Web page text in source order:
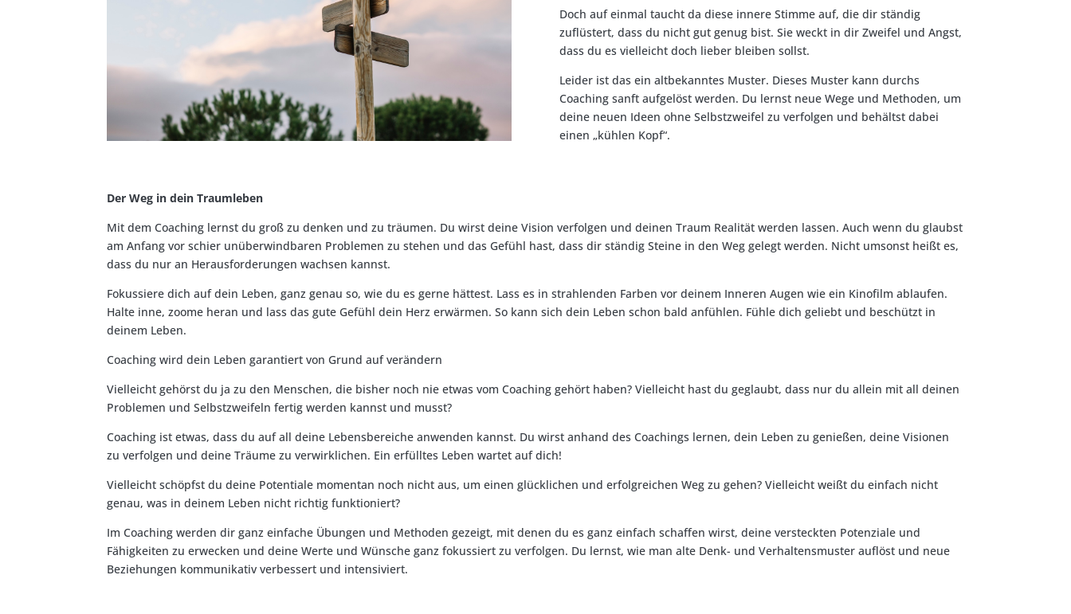
Doch auf einmal taucht da diese innere Stimme auf, die dir ständig
zuflüstert, dass du nicht gut genug bist. Sie weckt in dir Zweifel und Angst,
dass du es vielleicht doch lieber bleiben sollst.
Leider ist das ein altbekanntes Muster. Dieses Muster kann durchs
Coaching sanft aufgelöst werden. Du lernst neue Wege und Methoden, um
deine neuen Ideen ohne Selbstzweifel zu verfolgen und behältst dabei
einen „kühlen Kopf“.
Der Weg in dein Traumleben
Mit dem Coaching lernst du groß zu denken und zu träumen. Du wirst deine Vision verfolgen und deinen Traum Realität werden lassen. Auch wenn du glaubst
am Anfang vor schier unüberwindbaren Problemen zu stehen und das Gefühl hast, dass dir ständig Steine in den Weg gelegt werden. Nicht umsonst heißt es,
dass du nur an Herausforderungen wachsen kannst.
Fokussiere dich auf dein Leben, ganz genau so, wie du es gerne hättest. Lass es in strahlenden Farben vor deinem Inneren Augen wie ein Kinofilm ablaufen.
Halte inne, zoome heran und lass das gute Gefühl dein Herz erwärmen. So kann sich dein Leben schon bald anfühlen. Fühle dich geliebt und beschützt in
deinem Leben.
Coaching wird dein Leben garantiert von Grund auf verändern
Vielleicht gehörst du ja zu den Menschen, die bisher noch nie etwas vom Coaching gehört haben? Vielleicht hast du geglaubt, dass nur du allein mit all deinen
Problemen und Selbstzweifeln fertig werden kannst und musst?
Coaching ist etwas, dass du auf all deine Lebensbereiche anwenden kannst. Du wirst anhand des Coachings lernen, dein Leben zu genießen, deine Visionen
zu verfolgen und deine Träume zu verwirklichen. Ein erfülltes Leben wartet auf dich!
Vielleicht schöpfst du deine Potentiale momentan noch nicht aus, um einen glücklichen und erfolgreichen Weg zu gehen? Vielleicht weißt du einfach nicht
genau, was in deinem Leben nicht richtig funktioniert?
Im Coaching werden dir ganz einfache Übungen und Methoden gezeigt, mit denen du es ganz einfach schaffen wirst, deine versteckten Potenziale und
Fähigkeiten zu erwecken und deine Werte und Wünsche ganz fokussiert zu verfolgen. Du lernst, wie man alte Denk- und Verhaltensmuster auflöst und neue
Beziehungen kommunikativ verbessert und intensiviert.